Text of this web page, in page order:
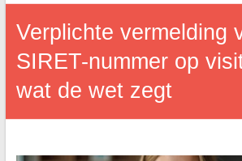
Verplichte vermelding
SIRET-nummer op
wat de wet zegt